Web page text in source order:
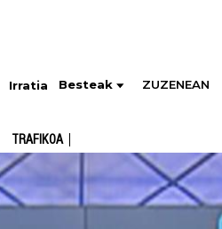
Irratia Besteak ZUZENEAN
TRAFIKOA